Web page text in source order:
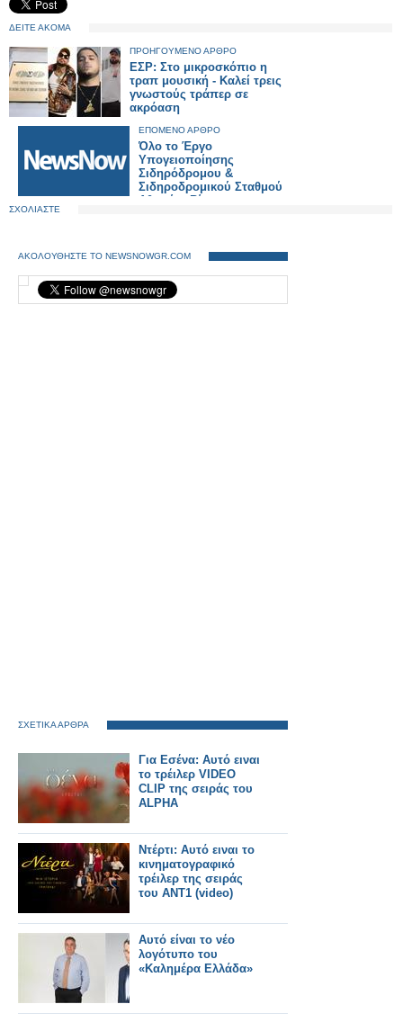
ΔΕΙΤΕ ΑΚΟΜΑ
ΠΡΟΗΓΟΥΜΕΝΟ ΑΡΘΡΟ
ΕΣΡ: Στο μικροσκόπιο η
τραπ μουσική - Καλεί τρεις
γνωστούς τράπερ σε
ακρόαση
ΕΠΟΜΕΝΟ ΑΡΘΡΟ
Όλο το Έργο
Υπογειοποίησης
Σιδηρόδρομου &
Σιδηροδρομικού Σταθμού
Αθηνών. Βίντεο
ΣΧΟΛΙΑΣΤΕ
ΑΚΟΛΟΥΘΗΣΤΕ ΤΟ NEWSNOWGR.COM
ΣΧΕΤΙΚΑ ΑΡΘΡΑ
Για Εσένα: Αυτό ειναι
το τρέιλερ VIDEO
CLIP της σειράς του
ALPHA
Ντέρτι: Αυτό ειναι το
κινηματογραφικό
τρέιλερ της σειράς
του ΑΝΤ1 (video)
Αυτό είναι το νέο
λογότυπο του
«Καλημέρα Ελλάδα»